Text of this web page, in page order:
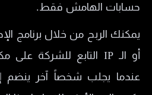
حسابات الهامش فقط.
يمكنك الربح من خلال برنامج
عندما يجلب شخصاً آخر ينضم